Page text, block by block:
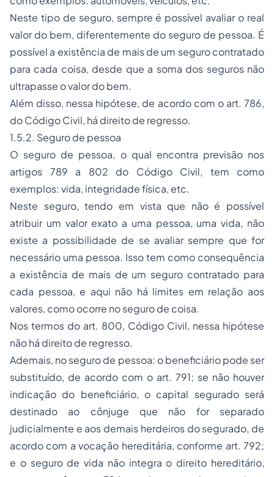
Neste tipo de seguro, sempre é possível avaliar o real
valor do bem, diferentemente do seguro de pessoa. É
possível a existência de mais de um seguro contratado
para cada coisa, desde que a soma dos seguros não
ultrapasse o valor do bem.
Além disso, nessa hipótese, de acordo com o art. 786,
do Código Civil, há direito de regresso.
1.5.2. Seguro de pessoa
O seguro de pessoa, o qual encontra previsão nos
artigos 789 a 802 do Código Civil, tem como
exemplos: vida, integridade física, etc.
Neste seguro, tendo em vista que não é possível
atribuir um valor exato a uma pessoa, uma vida, não
existe a possibilidade de se avaliar sempre que for
necessário uma pessoa. Isso tem como consequência
a existência de mais de um seguro contratado para
cada pessoa, e aqui não há limites em relação aos
valores, como ocorre no seguro de coisa.
Nos termos do art. 800, Código Civil, nessa hipótese
não há direito de regresso.
Ademais, no seguro de pessoa: o beneficiário pode ser
substituído, de acordo com o art. 791; se não houver
indicação do beneficiário, o capital segurado será
destinado ao cônjuge que não for separado
judicialmente e aos demais herdeiros do segurado, de
acordo com a vocação hereditária, conforme art. 792;
e o seguro de vida não integra o direito hereditário,